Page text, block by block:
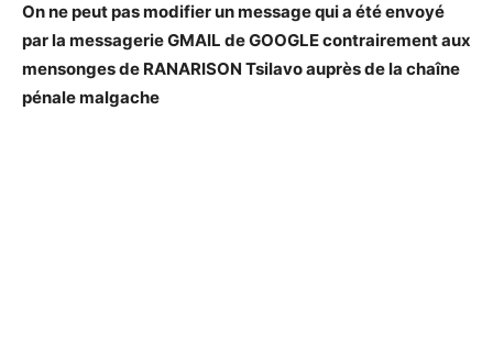
On ne peut pas modifier un message qui a été envoyé
par la messagerie GMAIL de GOOGLE contrairement aux
mensonges de RANARISON Tsilavo auprès de la chaîne
pénale malgache